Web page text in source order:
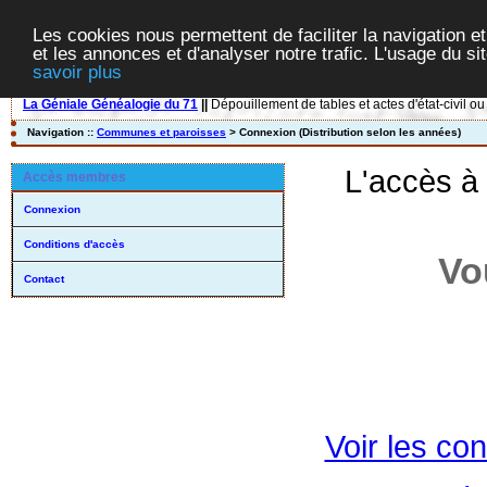
Les cookies nous permettent de faciliter la navigation
et les annonces et d'analyser notre trafic. L'usage du
savoir plus
La Géniale Généalogie du 71 Dépouillement de tables et actes d'état-civil
Navigation :: Communes et paroisses > Connexion (Distribution selon les années)
Accès membres
Connexion
Conditions d'accès
Contact
L'accès
Voir les